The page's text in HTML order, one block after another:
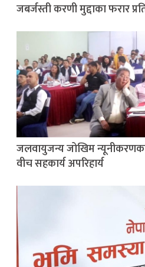
जबर्जस्ती करणी मुद्दाका फरार
जलवायुजन्य जोखिम
वीच सहकार्य अपरिहार्य